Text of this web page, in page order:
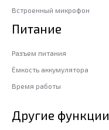
Встроенный микрофон
Питание
Разъем питания
Ёмкость аккумулятора
Время работы
Другие функции